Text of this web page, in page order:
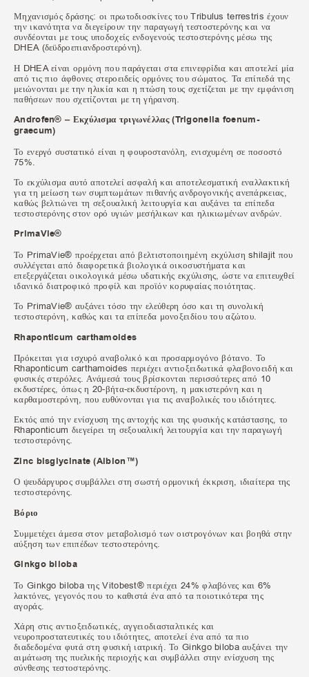
Μηχανισμός δράσης: οι πρωτοδιοσκίνες του Tribulus terrestris έχουν
την ικανότητα να διεγείρουν την παραγωγή τεστοστερόνης και να
συνδέονται με τους υποδοχείς ενδογενούς τεστοστερόνης μέσω της
DHEA (δεϋδροεπιανδροστερόνη).
Η DHEA είναι ορμόνη που παράγεται στα επινεφρίδια και αποτελεί μία
από τις πιο άφθονες στεροειδείς ορμόνες του σώματος. Τα επίπεδά της
μειώνονται με την ηλικία και η πτώση τους σχετίζεται με την εμφάνιση
παθήσεων που σχετίζονται με τη γήρανση.
Androfen® – Εκχύλισμα τριγωνέλλας (Trigonella foenum-
graecum)
Το ενεργό συστατικό είναι η φουροστανόλη, ενισχυμένη σε ποσοστό
75%.
Το εκχύλισμα αυτό αποτελεί ασφαλή και αποτελεσματική εναλλακτική
για τη μείωση των συμπτωμάτων πιθανής ανδρογονικής ανεπάρκειας,
καθώς βελτιώνει τη σεξουαλική λειτουργία και αυξάνει τα επίπεδα
τεστοστερόνης στον ορό υγιών μεσήλικων και ηλικιωμένων ανδρών.
PrimaVie®
Το PrimaVie® προέρχεται από βελτιστοποιημένη εκχύλιση shilajit που
συλλέγεται από διαφορετικά βιολογικά οικοσυστήματα και
επεξεργάζεται οικολογικά μέσω υδατικής εκχύλισης, ώστε να επιτευχθεί
ιδανικό διατροφικό προφίλ και προϊόν κορυφαίας ποιότητας.
Το PrimaVie® αυξάνει τόσο την ελεύθερη όσο και τη συνολική
τεστοστερόνη, καθώς και τα επίπεδα μονοξειδίου του αζώτου.
Rhaponticum carthamoides
Πρόκειται για ισχυρό αναβολικό και προσαρμογόνο βότανο. Το
Rhaponticum carthamoides περιέχει αντιοξειδωτικά φλαβονοειδή και
φυσικές στερόλες. Ανάμεσά τους βρίσκονται περισσότερες από 10
εκδυστέρες, όπως η 20-βήτα-εκδυστέρονη, η μακιστερόνη και η
καρθαμοστερόνη, που ευθύνονται για τις αναβολικές του ιδιότητες.
Εκτός από την ενίσχυση της αντοχής και της φυσικής κατάστασης, το
Rhaponticum διεγείρει τη σεξουαλική λειτουργία και την παραγωγή
τεστοστερόνης.
Zinc bisglycinate (Albion™)
Ο ψευδάργυρος συμβάλλει στη σωστή ορμονική έκκριση, ιδιαίτερα της
τεστοστερόνης.
Βόριο
Συμμετέχει άμεσα στον μεταβολισμό των οιστρογόνων και βοηθά στην
αύξηση των επιπέδων τεστοστερόνης.
Ginkgo biloba
Το Ginkgo biloba της Vitobest® περιέχει 24% φλαβόνες και 6%
λακτόνες, γεγονός που το καθιστά ένα από τα ποιοτικότερα της
αγοράς.
Χάρη στις αντιοξειδωτικές, αγγειοδιασταλτικές και
νευροπροστατευτικές του ιδιότητες, αποτελεί ένα από τα πιο
διαδεδομένα φυτά στη φυσική ιατρική. Το Ginkgo biloba αυξάνει την
αιμάτωση της πυελικής περιοχής και συμβάλλει στην ενίσχυση της
σύνθεσης τεστοστερόνης.